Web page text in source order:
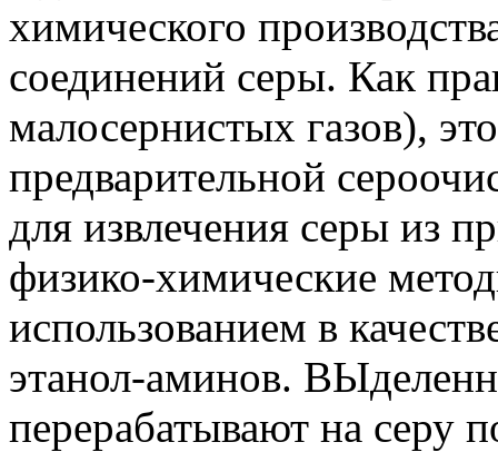
химического
соединений серы. Как
малосернистых газов),
предварительной
для извлечения серы из
физико-химические
использованием в
этанол-аминов.
перерабатывают на серу